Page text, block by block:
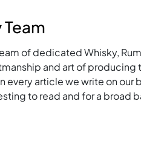
of dedicated Whisky,
and art of producing
every article we write on
to read and for a broad